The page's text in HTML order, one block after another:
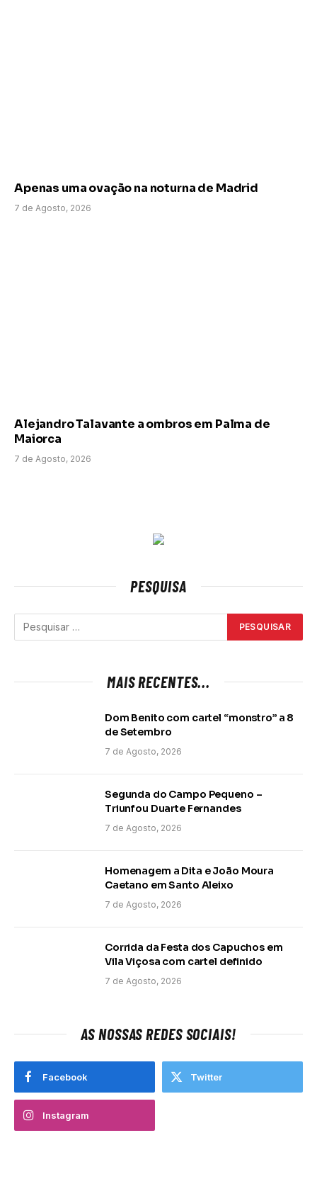
Apenas uma ovação na noturna de Madrid
7 de Agosto, 2026
Alejandro Talavante a ombros em Palma de
Maiorca
7 de Agosto, 2026
PESQUISA
MAIS RECENTES...
Dom Benito com cartel “monstro” a 8
de Setembro
7 de Agosto, 2026
Segunda do Campo Pequeno –
Triunfou Duarte Fernandes
7 de Agosto, 2026
Homenagem a Dita e João Moura
Caetano em Santo Aleixo
7 de Agosto, 2026
Corrida da Festa dos Capuchos em
Vila Viçosa com cartel definido
7 de Agosto, 2026
AS NOSSAS REDES SOCIAIS!
Facebook Twitter
Instagram